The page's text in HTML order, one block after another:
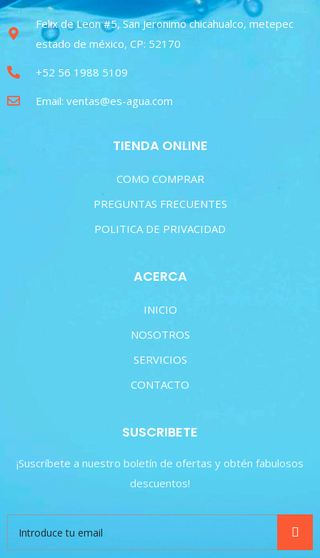
Felix de Leon #5, San Jeronimo chicahualco, metepec
estado de méxico, CP: 52170
+52 56 1988 5109
Email: ventas@es-agua.com
TIENDA ONLINE
COMO COMPRAR
PREGUNTAS FRECUENTES
POLITICA DE PRIVACIDAD
ACERCA
INICIO
NOSOTROS
SERVICIOS
CONTACTO
SUSCRIBETE
¡Suscríbete a nuestro boletín de ofertas y obtén fabulosos
descuentos!